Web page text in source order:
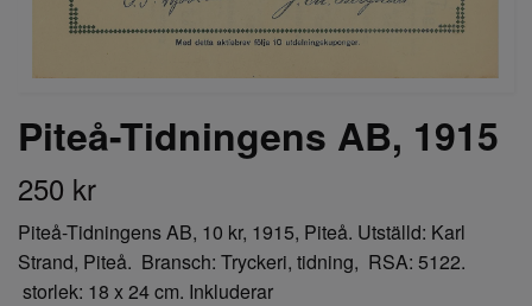
Piteå-Tidningens AB, 1915
250 kr
Piteå-Tidningens AB, 10 kr, 1915, Piteå. Utställd: Karl
Strand, Piteå. Bransch: Tryckeri, tidning, RSA: 5122.
storlek: 18 x 24 cm. Inkluderar